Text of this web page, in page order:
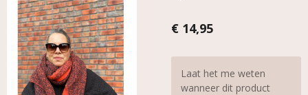
€ 14,95
Laat het me weten
wanneer dit product